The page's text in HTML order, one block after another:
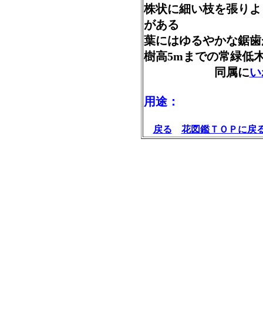
株状に細い枝を張り
がある
葉にはゆるやかな
樹高5mまでの常緑
同属に
用途：
戻る 花図鑑ＴＯＰに戻